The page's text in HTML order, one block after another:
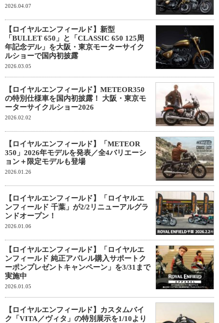
2026.04.07
【ロイヤルエンフィールド】新型
「BULLET 650」と「CLASSIC 650 125周
年記念デル」を大阪・東京モーターサイク
ルショーで国内初披露
2026.03.05
【ロイヤルエンフィールド】METEOR350
の特別仕様車を国内初披露！ 大阪・東京モ
ーターサイクルショー2026
2026.02.02
【ロイヤルエンフィールド】「METEOR
350」2026年モデルを発表／全4バリエーシ
ョン＋限定モデルも登場
2026.01.26
【ロイヤルエンフィールド】「ロイヤルエ
ンフィールド 千葉」が2/2リニューアルグラ
ンドオープン！
2026.01.06
【ロイヤルエンフィールド】「ロイヤルエ
ンフィールド 純正アパレル購入サポートク
ーポンプレゼントキャンペーン」を3/31まで
実施中
2026.01.05
【ロイヤルエンフィールド】カスタムバイ
ク「VITA／ヴィタ」の特別展⽰を1/10より